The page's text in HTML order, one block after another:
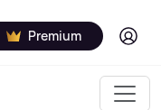
Premium Log in